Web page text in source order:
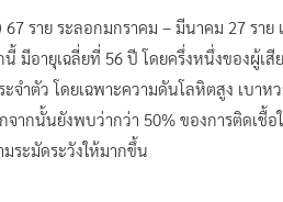
ราย ระลอกมกราคม – มีนาคม 27 รา
มีอายุเฉลี่ยที่ 56 ปี โดยครึ่งหนึ่งของผู้เ
ำตัว โดยเฉพาะความดันโลหิตสูง เบาห
ากนั้นยังพบว่ากว่า 50% ของการติดเชื้
ระมัดระวังให้มากขึ้น